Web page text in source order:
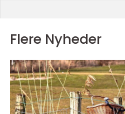
Flere Nyheder